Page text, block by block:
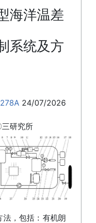
海洋温差
系统及方
24/07/2026
研究所
法，包括：有机朗